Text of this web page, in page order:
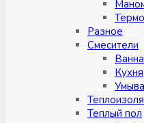
Разное
Смесители
Ванна
Кухня
Теплый пол